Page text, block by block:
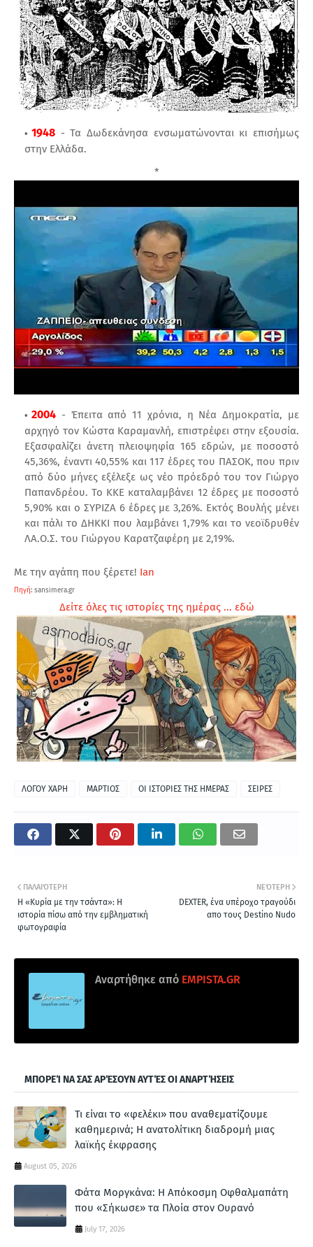
1948 - Τα Δωδεκάνησα ενσωματώνονται κι επισήμως
στην Ελλάδα.
*
2004 - Έπειτα από 11 χρόνια, η Νέα Δημοκρατία, με
αρχηγό τον Κώστα Καραμανλή, επιστρέφει στην εξουσία.
Εξασφαλίζει άνετη πλειοψηφία 165 εδρών, με ποσοστό
45,36%, έναντι 40,55% και 117 έδρες του ΠΑΣΟΚ, που πριν
από δύο μήνες εξέλεξε ως νέο πρόεδρό του τον Γιώργο
Παπανδρέου. Το ΚΚΕ καταλαμβάνει 12 έδρες με ποσοστό
5,90% και ο ΣΥΡΙΖΑ 6 έδρες με 3,26%. Εκτός Βουλής μένει
και πάλι το ΔΗΚΚΙ που λαμβάνει 1,79% και το νεοϊδρυθέν
ΛΑ.Ο.Σ. του Γιώργου Καρατζαφέρη με 2,19%.
Με την αγάπη που ξέρετε! Ian
Πηγή: sansimera.gr
Δείτε όλες τις ιστορίες της ημέρας ... εδώ
ΛΟΓΟΥ ΧΑΡΗ ΜΑΡΤΙΟΣ ΟΙ ΙΣΤΟΡΙΕΣ ΤΗΣ ΗΜΕΡΑΣ ΣΕΙΡΕΣ
ΝΕΌΤΕΡΗ
DEXTER, ένα υπέροχο τραγούδι
απο τους Destino Nudo
ΠΑΛΑΙΌΤΕΡΗ
H «Kυρία με την τσάντα»: Η
ιστορία πίσω από την εμβληματική
φωτογραφία
Αναρτήθηκε από EMPISTA.GR
ΜΠΟΡΕΊ ΝΑ ΣΑΣ ΑΡΈΣΟΥΝ ΑΥΤΈΣ ΟΙ ΑΝΑΡΤΉΣΕΙΣ
Τι είναι το «φελέκι» που αναθεματίζουμε
καθημερινά; Η ανατολίτικη διαδρομή μιας
λαϊκής έκφρασης
August 05, 2026
Φάτα Μοργκάνα: Η Απόκοσμη Οφθαλμαπάτη
που «Σήκωσε» τα Πλοία στον Ουρανό
July 17, 2026